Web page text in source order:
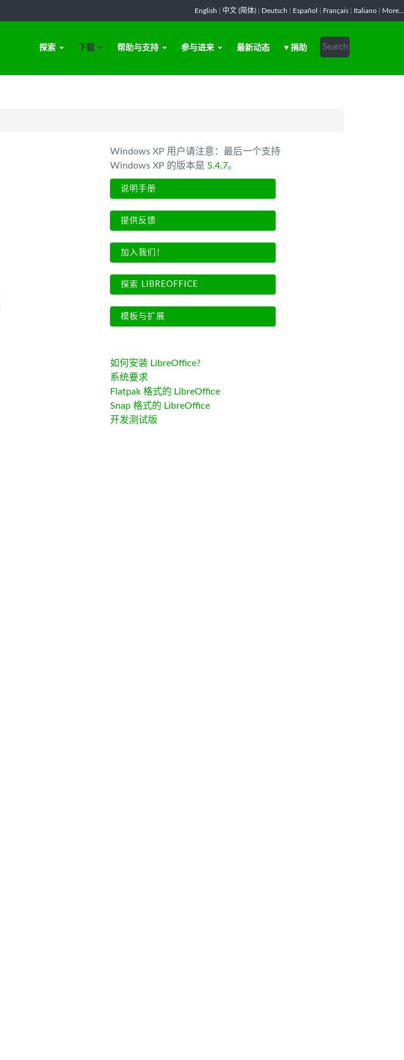
English 中文 (简体) Deutsch Español Français Italiano More...
探索 下载 帮助与支持 参与进来 最新动态 ♥ 捐助
Windows XP 用户请注意：最后一个支持
Windows XP 的版本是 5.4.7。
说明手册
提供反馈
加入我们！
探索 LIBREOFFICE
模板与扩展
如何安装 LibreOffice?
系统要求
Flatpak 格式的 LibreOffice
Snap 格式的 LibreOffice
开发测试版